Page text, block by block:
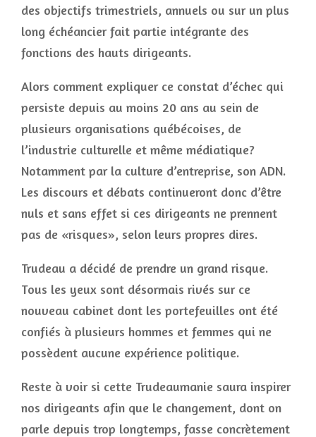
des objectifs trimestriels, annuels ou sur un plus
long échéancier fait partie intégrante des
fonctions des hauts dirigeants.
Alors comment expliquer ce constat d’échec qui
persiste depuis au moins 20 ans au sein de
plusieurs organisations québécoises, de
l’industrie culturelle et même médiatique?
Notamment par la culture d’entreprise, son ADN.
Les discours et débats continueront donc d’être
nuls et sans effet si ces dirigeants ne prennent
pas de «risques», selon leurs propres dires.
Trudeau a décidé de prendre un grand risque.
Tous les yeux sont désormais rivés sur ce
nouveau cabinet dont les portefeuilles ont été
confiés à plusieurs hommes et femmes qui ne
possèdent aucune expérience politique.
Reste à voir si cette Trudeaumanie saura inspirer
nos dirigeants afin que le changement, dont on
parle depuis trop longtemps, fasse concrètement